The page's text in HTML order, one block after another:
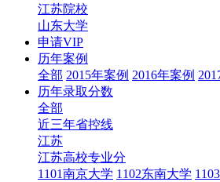
江苏院校
山东大学
申请VIP
历年案例
全部 2015年案例 2016年案例
历年录取分数
全部
近三年省控线
江苏
江苏高校专业分
1101南京大学 1102东南大学